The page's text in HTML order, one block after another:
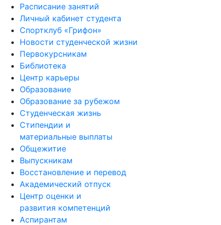
Расписание занятий
Личный кабинет студента
Спортклуб «Грифон»
Новости студенческой жизни
Первокурсникам
Библиотека
Центр карьеры
Образование
Образование за рубежом
Студенческая жизнь
Стипендии и
материальные выплаты
Общежитие
Выпускникам
Восстановление и перевод
Академический отпуск
Центр оценки и
развития компетенций
Аспирантам